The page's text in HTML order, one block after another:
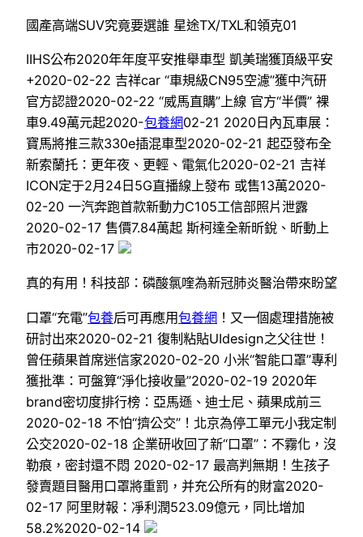
國產高端SUV究竟要選誰 星途TX/TXL和領克01
IIHS公布2020年年度平安推舉車型 凱美瑞獲頂級平安
+2020-02-22 吉祥car “車規級CN95空濾”獲中汽研
官方認證2020-02-22 “威馬直購”上線 官方“半價” 裸
車9.49萬元起2020-包養網02-21 2020日內瓦車展：
寶馬將推三款330e插混車型2020-02-21 起亞發布全
新索蘭托：更年夜、更輕、電氣化2020-02-21 吉祥
ICON定于2月24日5G直播線上發布 或售13萬2020-
02-20 一汽奔跑首款新動力C105工信部照片泄露
2020-02-17 售價7.84萬起 斯柯達全新昕銳、昕動上
市2020-02-17
真的有用！科技部：磷酸氯喹為新冠肺炎醫治帶來盼望
口罩“充電”包養后可再應用包養網 ！又一個處理措施被
研討出來2020-02-21 復制粘貼UIdesign之父往世！
曾任蘋果首席迷信家2020-02-20 小米“智能口罩”專利
獲批準：可盤算“淨化接收量”2020-02-19 2020年
brand密切度排行榜：亞馬遜、迪士尼、蘋果成前三
2020-02-18 不怕“擠公交”！北京為停工單元小我定制
公交2020-02-18 企業研收回了新“口罩”：不霧化，沒
勒痕，密封還不悶 2020-02-17 最高判無期！生孩子
發賣題目醫用口罩將重罰，并充公所有的財富2020-
02-17 阿里財報：凈利潤523.09億元，同比增加
58.2%2020-02-14